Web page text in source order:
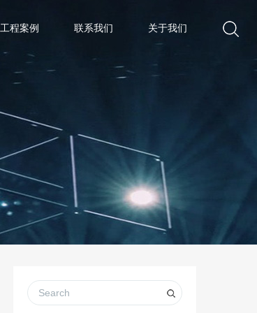
工程案例 联系我们 关于我们